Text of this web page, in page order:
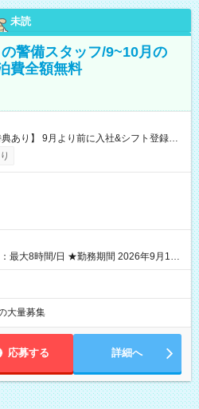
未読
警備スタッフ/9~10月の
費全額無料
典あり】 9月より前に入社&シフト登録す
の日給がUP! 日給1万1500円でしっか
【試用期間】試用期間なし
最大8時間/日 ★勤務期間 2026年9月16
期勤務OK! 期間中フル勤務できる方優遇
応相談) ※期間前から勤務スタートも可
大量募集
応募する 詳細へ